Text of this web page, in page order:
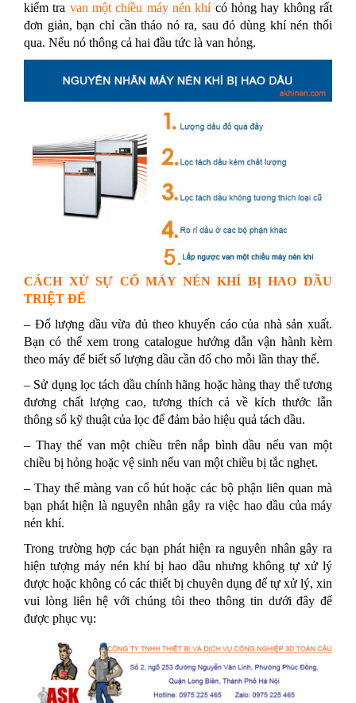
kiểm tra van một chiều máy nén khí có hỏng hay không rất
đơn giản, bạn chỉ cần tháo nó ra, sau đó dùng khí nén thổi
qua. Nếu nó thông cả hai đầu tức là van hỏng.
CÁCH XỬ SỰ CỐ MÁY NÉN KHÍ BỊ HAO DẦU
TRIỆT ĐỂ
– Đổ lượng dầu vừa đủ theo khuyến cáo của nhà sản xuất.
Bạn có thể xem trong catalogue hướng dẫn vận hành kèm
theo máy để biết số lượng dầu cần đổ cho mỗi lần thay thế.
– Sử dụng lọc tách dầu chính hãng hoặc hàng thay thế tương
đương chất lượng cao, tương thích cả về kích thước lẫn
thông số kỹ thuật của lọc để đảm bảo hiệu quả tách dầu.
– Thay thế van một chiều trên nắp bình dầu nếu van một
chiều bị hỏng hoặc vệ sinh nếu van một chiều bị tắc nghẹt.
– Thay thế màng van cổ hút hoặc các bộ phận liên quan mà
bạn phát hiện là nguyên nhân gây ra việc hao dầu của máy
nén khí.
Trong trường hợp các bạn phát hiện ra nguyên nhân gây ra
hiện tượng máy nén khí bị hao dầu nhưng không tự xử lý
được hoặc không có các thiết bị chuyên dụng để tự xử lý, xin
vui lòng liên hệ với chúng tôi theo thông tin dưới đây để
được phục vụ: